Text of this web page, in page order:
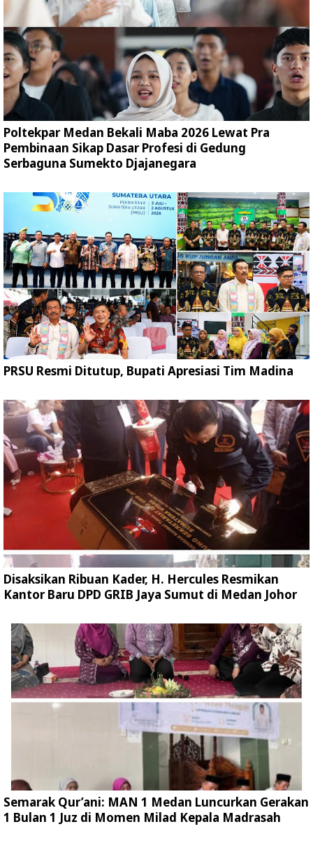
Poltekpar Medan Bekali Maba 2026 Lewat Pra
Pembinaan Sikap Dasar Profesi di Gedung
Serbaguna Sumekto Djajanegara
PRSU Resmi Ditutup, Bupati Apresiasi Tim Madina
Disaksikan Ribuan Kader, H. Hercules Resmikan
Kantor Baru DPD GRIB Jaya Sumut di Medan Johor
Semarak Qur’ani: MAN 1 Medan Luncurkan Gerakan
1 Bulan 1 Juz di Momen Milad Kepala Madrasah